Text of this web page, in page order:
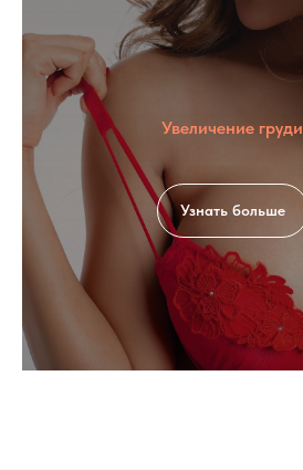
Увеличение груди
Узнать больше